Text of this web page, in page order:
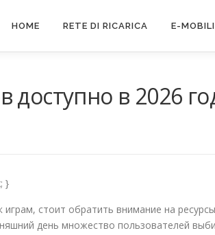
HOME RETE DI RICARICA E-
доступно в 2026
}
стоит обратить внимание на
день множество пользователей